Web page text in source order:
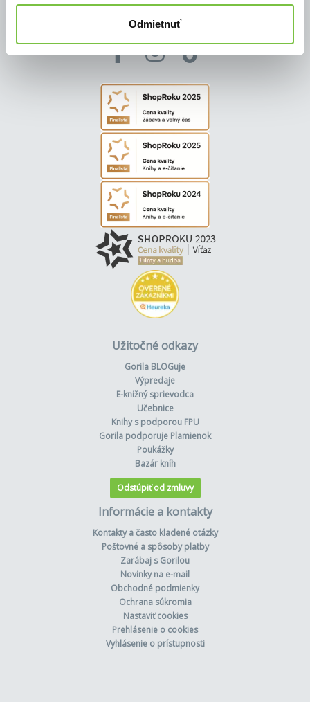
Odmietnuť
Užitočné odkazy
Gorila BLOGuje
Výpredaje
E-knižný sprievodca
Učebnice
Knihy s podporou FPU
Gorila podporuje Plamienok
Poukážky
Bazár kníh
Odstúpiť od zmluvy
Informácie a kontakty
Kontakty a často kladené otázky
Poštovné a spôsoby platby
Zarábaj s Gorilou
Novinky na e-mail
Obchodné podmienky
Ochrana súkromia
Nastaviť cookies
Prehlásenie o cookies
Vyhlásenie o prístupnosti